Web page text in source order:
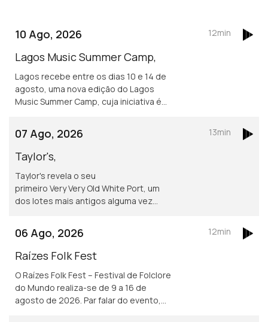
10 Ago, 2026
Lagos Music Summer Camp,
Lagos recebe entre os dias 10 e 14 de
agosto, uma nova edição do Lagos
Music Summer Camp, cuja iniciativa é
Rodrigues, Diretora da Orquestra.
12min
07 Ago, 2026
Taylor's,
Taylor's revela o seu
primeiro Very Very Old White Port, um
dos lotes mais antigos alguma vez
13min
06 Ago, 2026
Raízes Folk Fest
O Raízes Folk Fest – Festival de Folclore
do Mundo realiza-se de 9 a 16 de
agosto de 2026. Par falar do evento,
12min